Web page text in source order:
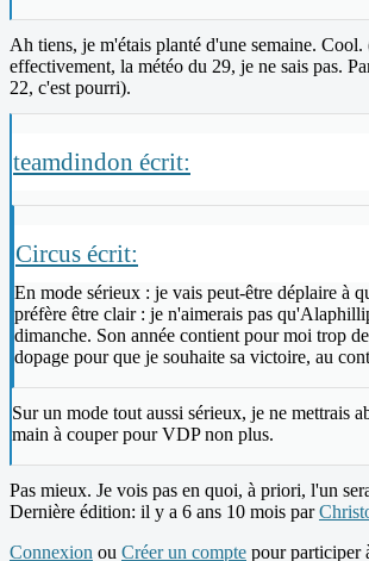
Ah tiens, je m'étais planté d'une semaine.
effectivement, la météo du 29, je ne sais pas.
22, c'est pourri).
teamdindon écrit:
Circus écrit:
En mode sérieux : je vais peut-être déplaire à
préfère être clair : je n'aimerais pas
dimanche. Son année contient pour moi trop
dopage pour que je souhaite sa victoire, au
Sur un mode tout aussi sérieux, je ne mettrais
main à couper pour VDP non plus.
Pas mieux. Je vois pas en quoi, à priori, l'un
Dernière édition: il y a 6 ans 10 mois par
Connexion ou Créer un compte pour participer